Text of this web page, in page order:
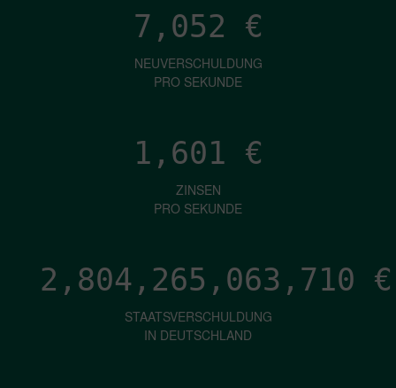
7,052 €
NEUVERSCHULDUNG
PRO SEKUNDE
1,601 €
ZINSEN
PRO SEKUNDE
2,804,265,066,248 €
STAATSVERSCHULDUNG
IN DEUTSCHLAND